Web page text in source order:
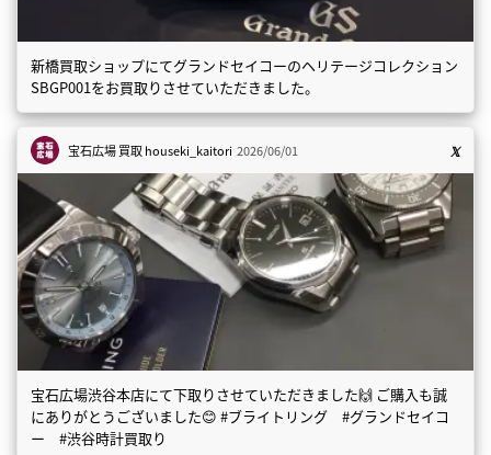
新橋買取ショップにてグランドセイコーのヘリテージコレクション
SBGP001をお買取りさせていただきました。
宝石広場 買取houseki_kaitori 2026/06/01
宝石広場渋谷本店にて下取りさせていただきました🙌 ご購入も誠
にありがとうございました😊 #ブライトリング #グランドセイコ
ー #渋谷時計買取り